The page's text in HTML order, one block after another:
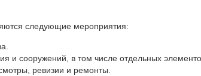
следующие мероприятия:
и сооружений, в том числе отдельных
ревизии и ремонты.